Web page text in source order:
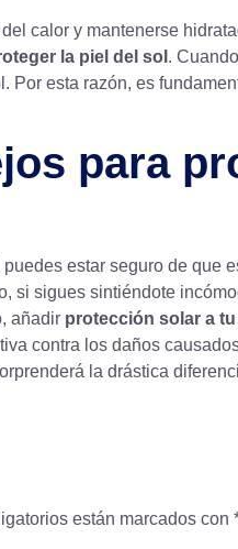
calor y mantenerse
la piel del sol .
esta razón, es
para
puedes estar seguro de que
si sigues sintiéndote
añadir protección solar a
contra los daños
la drástica
están marcados con